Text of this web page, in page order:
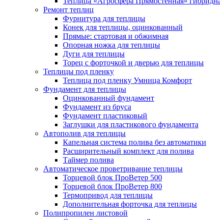
Ремонт теплиц
Фурнитура для теплицы
Конек для теплицы, оцинкованный
Прямые: стартовая и обжимная
Опорная ножка для теплицы
Дуги для теплицы
Торец с форточкой и дверью для теплицы
Теплицы под пленку
Теплица под пленку Умница Комфорт
Фундамент для теплицы
Оцинкованный фундамент
Фундамент из бруса
Фундамент пластиковый
Заглушки для пластикового фундамента
Автополив для теплицы
Капельная система полива без автоматики
Расширительный комплект для полива
Таймер полива
Автоматическое проветривание теплицы
Торцевой блок ПроВетер 500
Торцевой блок ПроВетер 800
Термопривод для теплицы
Дополнительная форточка для теплицы
Полипропилен листовой